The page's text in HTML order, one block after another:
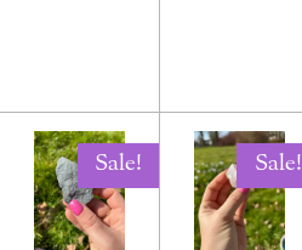
Sale! Sale!